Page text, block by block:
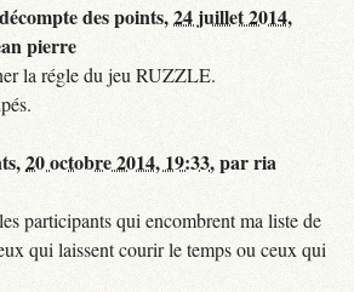
des points,24 juillet 2014,
pierre
la régle du jeu RUZZLE.
20 octobre 2014, 19:33,parria
participants qui encombrent ma liste de
qui laissent courir le temps ou ceux qui